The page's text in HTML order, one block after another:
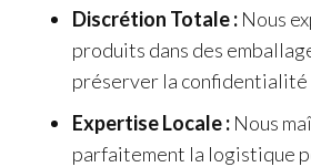
Discrétion Totale : Nous
produits dans des
préserver la confidentialité
Expertise Locale : Nous
parfaitement la logistique